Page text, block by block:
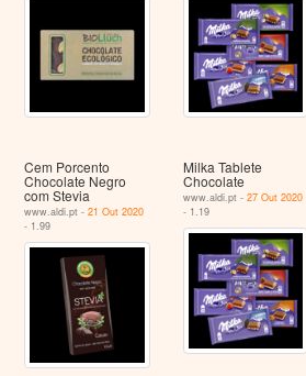
Cem Porcento
Chocolate Negro
com Stevia
www.aldi.pt -21 Out 2020
- 1.99
Milka Tablete
Chocolate
www.aldi.pt - 27 Out 2020
- 1.19